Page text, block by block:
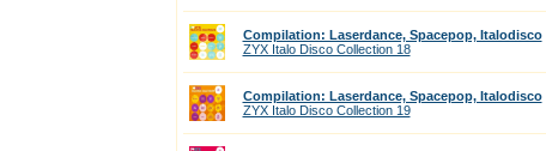
Compilation: Laserdance, Spacepop, Italodisco
ZYX Italo Disco Collection 18
Compilation: Laserdance, Spacepop, Italodisco
ZYX Italo Disco Collection 19